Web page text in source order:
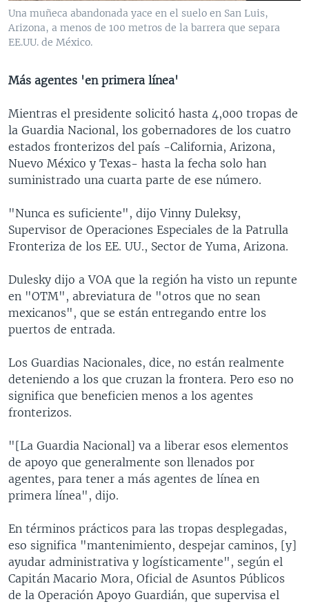
Una muñeca abandonada yace en el suelo en San Luis,
Arizona, a menos de 100 metros de la barrera que separa
EE.UU. de México.
Más agentes 'en primera línea'
Mientras el presidente solicitó hasta 4,000 tropas de
la Guardia Nacional, los gobernadores de los cuatro
estados fronterizos del país -California, Arizona,
Nuevo México y Texas- hasta la fecha solo han
suministrado una cuarta parte de ese número.
"Nunca es suficiente", dijo Vinny Duleksy,
Supervisor de Operaciones Especiales de la Patrulla
Fronteriza de los EE. UU., Sector de Yuma, Arizona.
Dulesky dijo a VOA que la región ha visto un repunte
en "OTM", abreviatura de "otros que no sean
mexicanos", que se están entregando entre los
puertos de entrada.
Los Guardias Nacionales, dice, no están realmente
deteniendo a los que cruzan la frontera. Pero eso no
significa que beneficien menos a los agentes
fronterizos.
"[La Guardia Nacional] va a liberar esos elementos
de apoyo que generalmente son llenados por
agentes, para tener a más agentes de línea en
primera línea", dijo.
En términos prácticos para las tropas desplegadas,
eso significa "mantenimiento, despejar caminos, [y]
ayudar administrativa y logísticamente", según el
Capitán Macario Mora, Oficial de Asuntos Públicos
de la Operación Apoyo Guardián, que supervisa el